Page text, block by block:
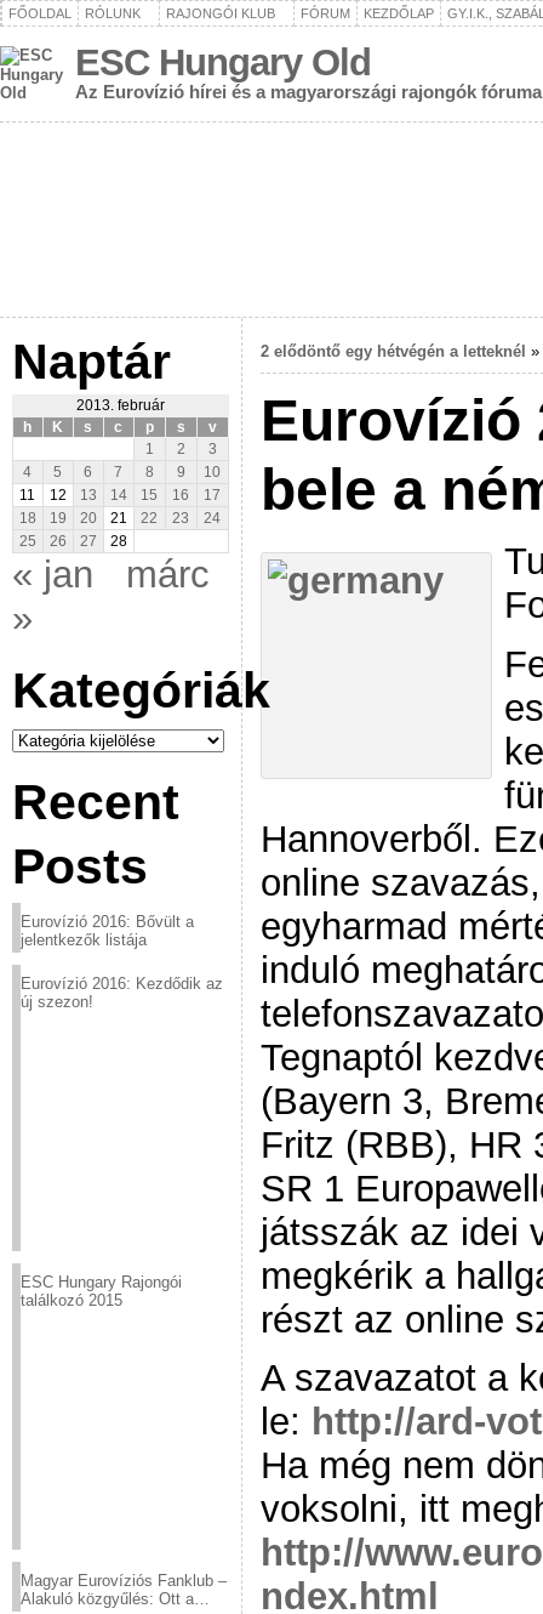
FŐOLDAL RÓLUNK RAJONGÓI KLUB FÓRUM KEZDŐLAP GY.I.K.,
ESC Hungary Old
Az Eurovízió hírei és a magyarországi rajongók fóruma
Naptár
2013. február
h
K s c p s
v
1
2
3
4
5 6 7 8 9
10
11
12 13 14 15 16
17
18
19 20 21 22 23
24
25
26 27 28
« jan
márc
»
Kategóriák
Kategóriák
Recent
Posts
Eurovízió 2016: Bővült a
jelentkezők listája
Eurovízió 2016: Kezdődik az
új szezon!
ESC Hungary Rajongói
találkozó 2015
Magyar Eurovíziós Fanklub –
Alakuló közgyűlés: Ott a
2 elődöntő egy hétvégén a letteknél
Eurovízió
bele a
Hannoverből.
online
egyharmad
induló
Tegnaptól
(Bayern 3,
Fritz (RBB), HR
SR 1
játsszák az idei
megkérik a
részt az online
A szavazatot a
le: http://ard-
Ha még nem
voksolni, itt
http://
ndex.html